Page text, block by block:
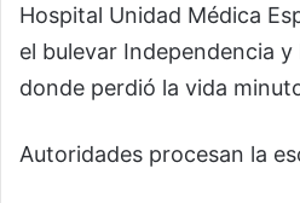
Hospital Unidad Médica
el bulevar Independencia y
donde perdió la vida
Autoridades procesan la